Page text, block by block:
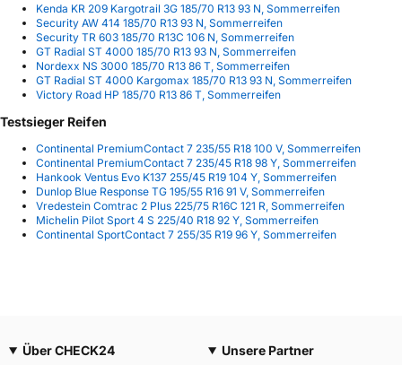
Kenda KR 209 Kargotrail 3G 185/70 R13 93 N, Sommerreifen
Security AW 414 185/70 R13 93 N, Sommerreifen
Security TR 603 185/70 R13C 106 N, Sommerreifen
GT Radial ST 4000 185/70 R13 93 N, Sommerreifen
Nordexx NS 3000 185/70 R13 86 T, Sommerreifen
GT Radial ST 4000 Kargomax 185/70 R13 93 N, Sommerreifen
Victory Road HP 185/70 R13 86 T, Sommerreifen
Testsieger Reifen
Continental PremiumContact 7 235/55 R18 100 V, Sommerreifen
Continental PremiumContact 7 235/45 R18 98 Y, Sommerreifen
Hankook Ventus Evo K137 255/45 R19 104 Y, Sommerreifen
Dunlop Blue Response TG 195/55 R16 91 V, Sommerreifen
Vredestein Comtrac 2 Plus 225/75 R16C 121 R, Sommerreifen
Michelin Pilot Sport 4 S 225/40 R18 92 Y, Sommerreifen
Continental SportContact 7 255/35 R19 96 Y, Sommerreifen
Über CHECK24
Unsere Partner